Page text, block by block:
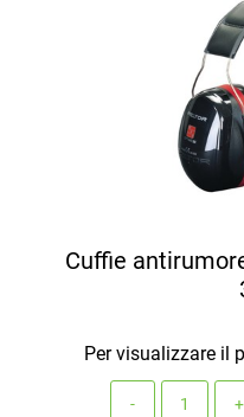
Cuffie
Per visualizzare il